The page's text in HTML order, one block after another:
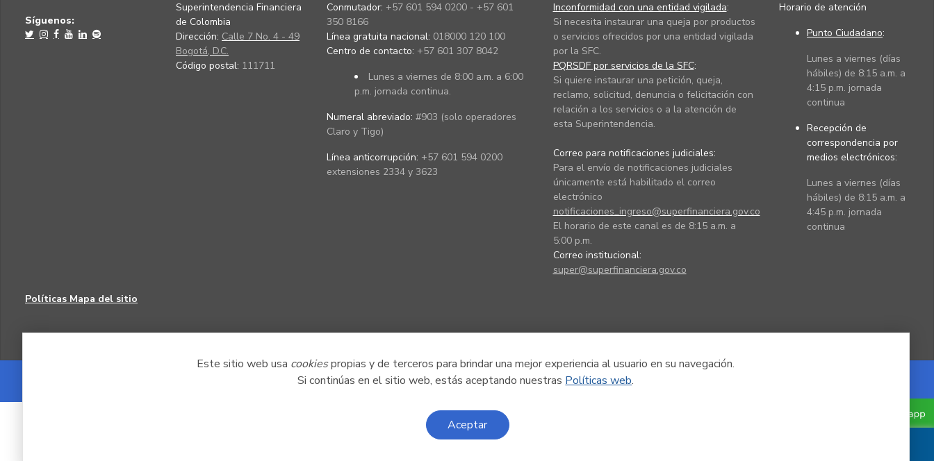
Este sitio web usa cookiespropias y de terceros para brindar una mejor experiencia al usuario en su navegación.
Si continúas en el sitio web, estás aceptando nuestras Políticas web.
Aceptar
Síguenos:
Superintendencia Financiera
de Colombia
Dirección: Calle 7 No. 4 - 49
Bogotá, D.C.
Código postal: 111711
Conmutador: +57 601 594 0200 - +57 601
350 8166
Línea gratuita nacional: 018000 120 100
Centro de contacto: +57 601 307 8042
Lunes a viernes de 8:00 a.m. a 6:00
p.m. jornada continua.
Numeral abreviado: #903 (solo operadores
Claro y Tigo)
Línea anticorrupción: +57 601 594 0200
extensiones 2334 y 3623
Inconformidad con una entidad vigilada:
Si necesita instaurar una queja por productos
o servicios ofrecidos por una entidad vigilada
por la SFC.
PQRSDF por servicios de la SFC:
Si quiere instaurar una petición, queja,
reclamo, solicitud, denuncia o felicitación con
relación a los servicios o a la atención de
esta Superintendencia.
Correo para notificaciones judiciales:
Para el envío de notificaciones judiciales
únicamente está habilitado el correo
electrónico
notificaciones_ingreso@superfinanciera.gov.co
El horario de este canal es de 8:15 a.m. a
5:00 p.m.
Correo institucional:
super@superfinanciera.gov.co
Horario de atención
Punto Ciudadano:
Lunes a viernes (días
hábiles) de 8:15 a.m. a
4:15 p.m. jornada
continua
Recepción de
correspondencia por
medios electrónicos:
Lunes a viernes (días
hábiles) de 8:15 a.m. a
4:45 p.m. jornada
continua
Políticas Mapa del sitio
Powered by Nexura